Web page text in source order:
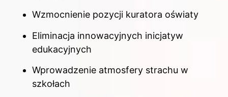
Wzmocnienie pozycji kuratora oświaty
Eliminacja innowacyjnych inicjatyw
edukacyjnych
Wprowadzenie atmosfery strachu w
szkołach